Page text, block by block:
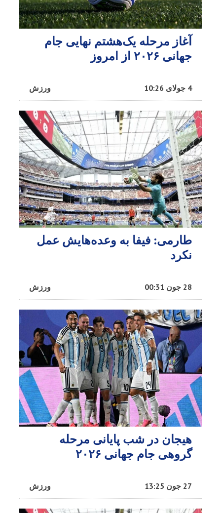
آغاز مرحله یک‌هشتم نهایی جام
جهانی ۲۰۲۶ از امروز
ورزش 4 جولای 10:26
طارمی: فیفا به وعده‌هایش عمل
نکرد
ورزش 28 جون 00:31
هیجان در شب پایانی مرحله
گروهی جام جهانی ۲۰۲۶
ورزش 27 جون 13:25